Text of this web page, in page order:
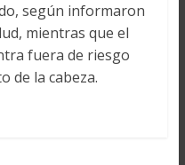
según informaron
mientras que el
fuera de riesgo
de la cabeza.